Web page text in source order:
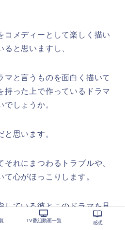
コメディーとして楽しく描い
と思いますし、
マと言うものを面白く描いて
持った上で作っているドラマ
しょうか。
思います。
れにまつわるトラブルや、
て心がほっこりします。
している彼とこのドラマを見
TV番組動画一覧 感想